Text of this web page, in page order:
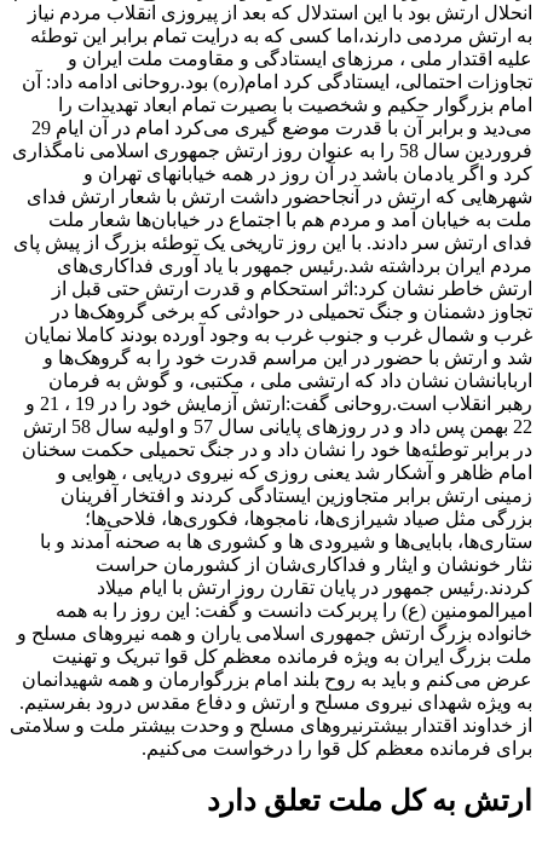
انحلال ارتش بود با این استدلال که بعد از پیروزی انقلاب مردم نیاز
به ارتش مردمی دارند،اما کسی که به درایت تمام برابر این توطئه
علیه اقتدار ملی ، مرزهای ایستادگی‌ و مقاومت ملت ایران و
تجاوزات احتمالی، ایستادگی کرد امام(ره) بود.روحانی ادامه داد: آن
امام بزرگوار حکیم و شخصیت با بصیرت تمام ابعاد تهدیدات را
می‌دید و برابر آن با قدرت موضع گیری می‌کرد امام در آن ایام 29
فروردین سال 58 را به عنوان روز ارتش جمهوری اسلامی نامگذاری
کرد و اگر یادمان باشد در آن روز در همه خیابانهای تهران و
شهرهایی که ارتش در آنجاحضور داشت ارتش با شعار ارتش فدای
ملت به خیابان آمد و مردم هم با اجتماع در خیابان‌ها شعار ملت
فدای ارتش سر دادند. با این روز تاریخی یک توطئه بزرگ از پیش پای
مردم ایران برداشته شد.رئیس جمهور با یاد آوری فداکاری‌های
ارتش خاطر نشان کرد:‌اثر استحکام و قدرت ارتش حتی قبل از
تجاوز دشمنان و جنگ تحمیلی در حوادثی که برخی گروهک‌ها در
غرب و شمال غرب و جنوب غرب به وجود آورده بودند کاملا نمایان
شد و ارتش با حضور در این مراسم قدرت خود را به گروهک‌ها و
اربابانشان نشان داد که ارتشی ملی ، مکتبی، و گوش به فرمان
رهبر انقلاب است.روحانی گفت:‌ارتش آزمایش خود را در 19 ، 21 و
22 بهمن پس داد و در روزهای پایانی سال 57 و اولیه سال 58 ارتش
در برابر توطئه‌ها خود را نشان داد و در جنگ تحمیلی حکمت سخنان
امام ظاهر و آشکار شد یعنی روزی که نیروی دریایی ، هوایی و
زمینی ارتش برابر متجاوزین ایستادگی کردند و افتخار آفرینان
بزرگی مثل صیاد شیرازی‌ها، نامجوها، فکوری‌ها، فلاحی‌ها؛
ستاری‌ها، بابایی‌ها و شیرودی ها و کشوری ها به صحنه آمدند و با
نثار خونشان و ایثار و فداکاری‌شان از کشورمان حراست
کردند.رئیس جمهور در پایان تقارن روز ارتش با ایام میلاد
امیرالمومنین (ع) را پربرکت دانست و گفت: این روز را به همه
خانواده بزرگ ارتش جمهوری اسلامی یاران و همه نیروهای مسلح و
ملت بزرگ ایران به ویژه فرمانده معظم کل قوا تبریک و تهنیت
عرض می‌کنم و باید به روح بلند امام بزرگوارمان و همه شهیدانمان
به ویژه شهدای نیروی مسلح و ارتش و دفاع مقدس درود بفرستیم.
از خداوند اقتدار بیشترنیروهای مسلح و وحدت بیشتر ملت و سلامتی
برای فرمانده معظم کل قوا را درخواست می‌کنیم.
ارتش به کل ملت تعلق دارد